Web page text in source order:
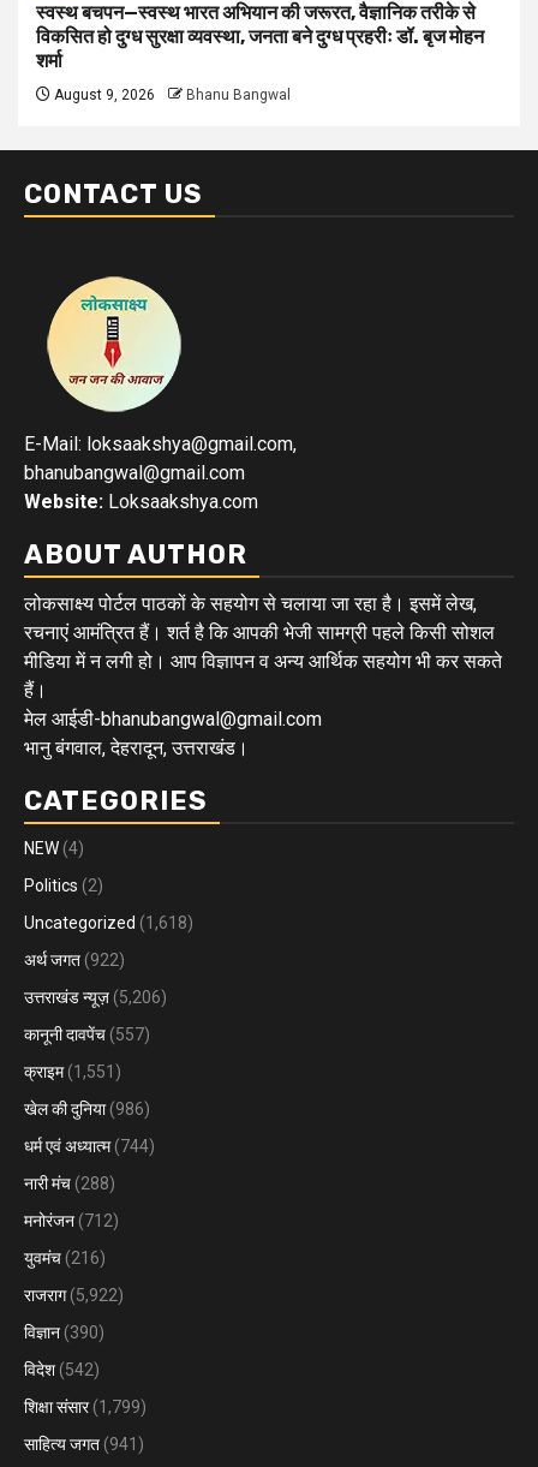
स्वस्थ बचपन—स्वस्थ भारत अभियान की जरूरत, वैज्ञानिक तरीके से
विकसित हो दुग्ध सुरक्षा व्यवस्था, जनता बने दुग्ध प्रहरीः डॉ. बृज मोहन
शर्मा
August 9, 2026 Bhanu Bangwal
CONTACT US
E-Mail: loksaakshya@gmail.com,
bhanubangwal@gmail.com
Website: Loksaakshya.com
ABOUT AUTHOR
लोकसाक्ष्य पोर्टल पाठकों के सहयोग से चलाया जा रहा है। इसमें लेख,
रचनाएं आमंत्रित हैं। शर्त है कि आपकी भेजी सामग्री पहले किसी सोशल
मीडिया में न लगी हो। आप विज्ञापन व अन्य आर्थिक सहयोग भी कर सकते
हैं।
मेल आईडी-bhanubangwal@gmail.com
भानु बंगवाल, देहरादून, उत्तराखंड।
CATEGORIES
NEW (4)
Politics (2)
Uncategorized (1,618)
अर्थ जगत (922)
उत्तराखंड न्यूज़ (5,206)
कानूनी दावपेंच (557)
क्राइम(1,551)
खेल की दुनिया(986)
धर्म एवं अध्यात्म(744)
नारी मंच (288)
मनोरंजन (712)
युवमंच (216)
राजराग(5,922)
विज्ञान (390)
विदेश (542)
शिक्षा संसार(1,799)
साहित्य जगत (941)